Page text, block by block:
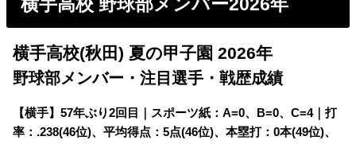
横手高校(秋田) 夏の甲子園 2026年
野球部メンバー・注目選手・戦歴成績
【横手】57年ぶり2回目｜スポーツ紙：A=0、B=0、C=4｜打
率：.238(46位)、平均得点：5点(46位)、本塁打：0本(49位)、